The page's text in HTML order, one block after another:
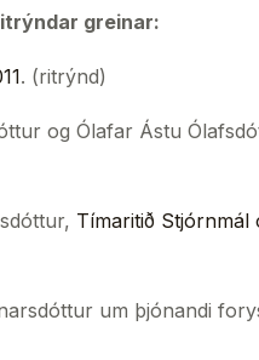
greinar:
. (ritrýnd)
og Ólafar Ástu
Tímaritið Stjórnmál
um þjónandi